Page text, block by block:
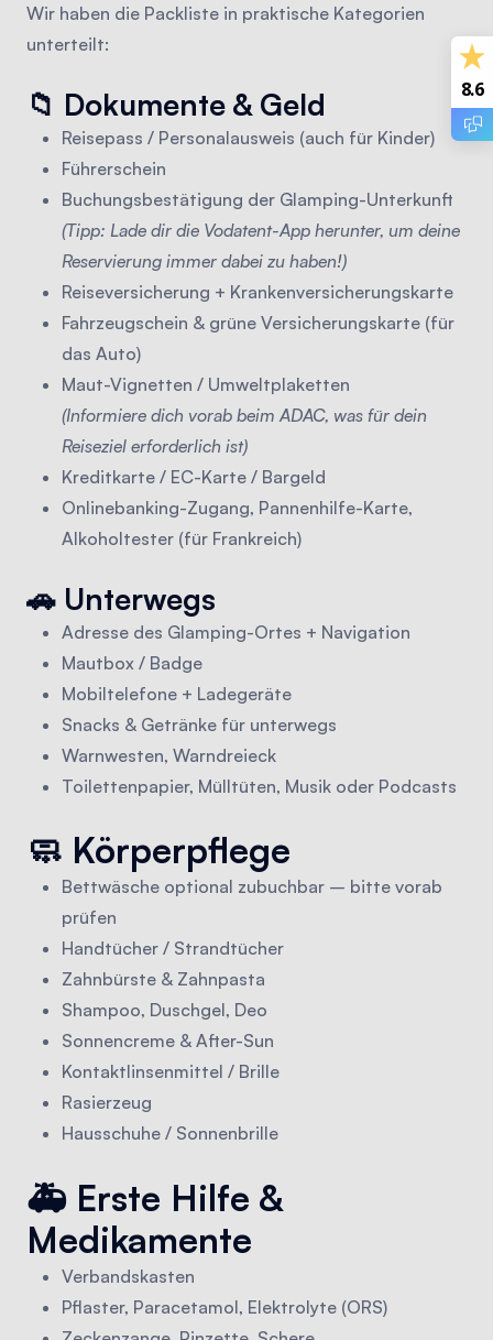
Wir haben die Packliste in praktische Kategorien
unterteilt:
📁 Dokumente & Geld
Reisepass / Personalausweis (auch für Kinder)
Führerschein
Buchungsbestätigung der Glamping-Unterkunft
(Tipp: Lade dir die Vodatent-App herunter, um deine
Reservierung immer dabei zu haben!)
Reiseversicherung + Krankenversicherungskarte
Fahrzeugschein & grüne Versicherungskarte (für
das Auto)
Maut-Vignetten / Umweltplaketten
(Informiere dich vorab beim ADAC, was für dein
Reiseziel erforderlich ist)
Kreditkarte / EC-Karte / Bargeld
Onlinebanking-Zugang, Pannenhilfe-Karte,
Alkoholtester (für Frankreich)
🚗 Unterwegs
Adresse des Glamping-Ortes + Navigation
Mautbox / Badge
Mobiltelefone + Ladegeräte
Snacks & Getränke für unterwegs
Warnwesten, Warndreieck
Toilettenpapier, Mülltüten, Musik oder Podcasts
🧼 Körperpflege
Bettwäsche optional zubuchbar – bitte vorab
prüfen
Handtücher / Strandtücher
Zahnbürste & Zahnpasta
Shampoo, Duschgel, Deo
Sonnencreme & After-Sun
Kontaktlinsenmittel / Brille
Rasierzeug
Hausschuhe / Sonnenbrille
🚑 Erste Hilfe &
Medikamente
Verbandskasten
Pflaster, Paracetamol, Elektrolyte (ORS)
8.6